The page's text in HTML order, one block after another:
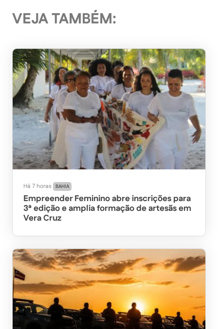
VEJA TAMBÉM:
Há 7 horas BAHIA
Empreender Feminino abre inscrições para
3ª edição e amplia formação de artesãs em
Vera Cruz